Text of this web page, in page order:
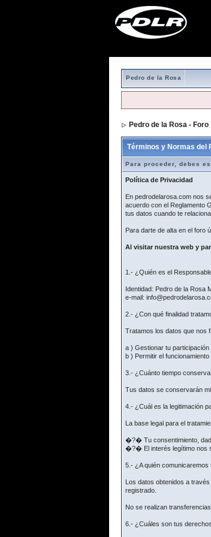
Pedro de la Rosa
Pedro de la Rosa - Foro
Términos y Normas del
Para proceder, debes
Política de Privacidad
En pedrodelarosa.com nos
acuerdo con el Reglamento
tus datos cuando te
Para darte de alta en el foro
Al visitar nuestra web y
1.- ¿Quién es el
Identidad: Pedro de la Rosa
e-mail:
2.- ¿Con qué finalidad
Tratamos los datos que nos
a ) Gestionar tu
b ) Permitir el
3.- ¿Cuánto tiempo
Tus datos se conservarán
4.- ¿Cuál es la legitimación
La base legal para el
�?� Tu consentimiento,
�?� El interés legítimo nos
5.- ¿A quién comunicaremos
Los datos obtenidos a
registrado.
No se realizan
6.- ¿Cuáles son tus